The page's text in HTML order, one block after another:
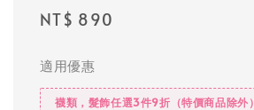
Regular
NT$ 890
適用優惠
襪類，髮飾任選3件9折（特價商品除外）